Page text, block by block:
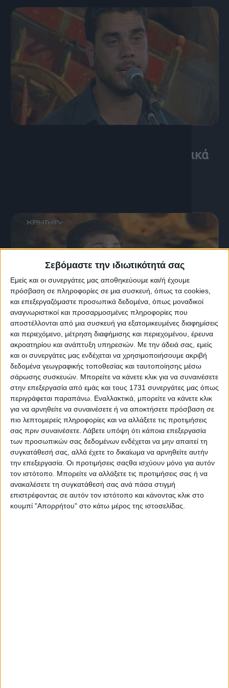
Σεβόμαστε την ιδιωτικότητά σας
Εμείς και οι συνεργάτες μας αποθηκεύουμε και/ή έχουμε
πρόσβαση σε πληροφορίες σε μια συσκευή, όπως τα cookies,
και επεξεργαζόμαστε προσωπικά δεδομένα, όπως μοναδικοί
αναγνωριστικοί και προσαρμοσμένες πληροφορίες που
αποστέλλονται από μια συσκευή για εξατομικευμένες διαφημίσεις
και περιεχόμενο, μέτρηση διαφήμισης και περιεχομένου, έρευνα
ακροατηρίου και ανάπτυξη υπηρεσιών. Με την άδειά σας, εμείς
και οι συνεργάτες μας ενδέχεται να χρησιμοποιήσουμε ακριβή
δεδομένα γεωγραφικής τοποθεσίας και ταυτοποίησης μέσω
σάρωσης συσκευών. Μπορείτε να κάνετε κλικ για να συναινέσετε
στην επεξεργασία από εμάς και τους 1731 συνεργάτες μας όπως
περιγράφεται παραπάνω. Εναλλακτικά, μπορείτε να κάνετε κλικ
για να αρνηθείτε να συναινέσετε ή να αποκτήσετε πρόσβαση σε
πιο λεπτομερείς πληροφορίες και να αλλάξετε τις προτιμήσεις
σας πριν συναινέσετε. Λάβετε υπόψη ότι κάποια επεξεργασία
των προσωπικών σας δεδομένων ενδέχεται να μην απαιτεί τη
συγκατάθεσή σας, αλλά έχετε το δικαίωμα να αρνηθείτε αυτήν
την επεξεργασία. Οι προτιμήσεις σαςθα ισχύουν μόνο για αυτόν
τον ιστότοπο. Μπορείτε να αλλάξετε τις προτιμήσεις σας ή να
ανακαλέσετε τη συγκατάθεσή σας ανά πάσα στιγμή
επιστρέφοντας σε αυτόν τον ιστότοπο και κάνοντας κλικ στο
κουμπί "Απορρήτου" στο κάτω μέρος της ιστοσελίδας.
Ο Δημήτρης Βακάκης στα Μουσικά
15 Νοεμβρίου, 2004
Ο Δημήτρης Σγουρός στα Μουσικά
Μονοπάτια